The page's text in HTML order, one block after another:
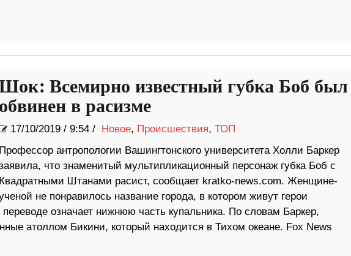
Всемирно известный губка Боб был
обвинен в расизме
17/10/2019/ 9:54 / Новое, Происшествия, ТОП
Профессор антропологии Вашингтонского университета Холли Баркер
что знаменитый мультипликационный персонаж губка Боб с
Квадратными Штанами расист, сообщает kratko-news.com. Женщине-
не понравилось название города, в котором живут герои
означает нижнюю часть купальника. По словам Баркер,
атоллом Бикини, который находится в Тихом океане. Fox News